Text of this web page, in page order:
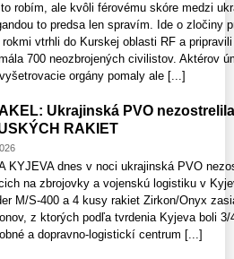
to robím, ale kvôli férovému skóre medzi
to predsa len spravím. Ide o zločiny
rokmi vtrhli do Kurskej oblasti RF a
700 neozbrojených civilistov. Aktérov
orgány pomaly ale [...]
Ukrajinská PVO
RAKIET
KYJEVA dnes v noci ukrajinská PVO
na zbrojovky a vojenskú logistiku v
M/S-400 a 4 kusy rakiet Zirkon/Onyx
z ktorých podľa tvrdenia Kyjeva boli
a dopravno-logistickí centrum [...]